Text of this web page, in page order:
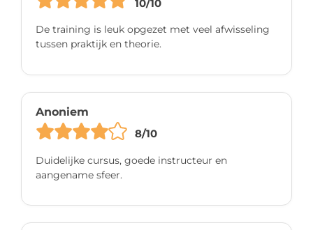
10/10
De training is leuk opgezet met veel afwisseling
tussen praktijk en theorie.
Anoniem
8/10
Duidelijke cursus, goede instructeur en
aangename sfeer.